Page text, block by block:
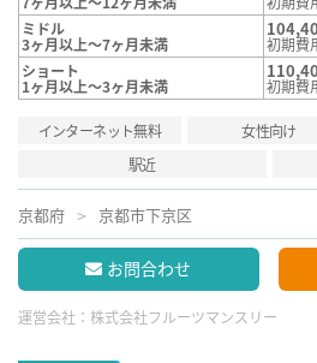
ミドル
3ヶ月以上～7ヶ月未満
初期費
ショート
1ヶ月以上～3ヶ月未満 初期費
インターネット無料 女性向け
駅近
京都府 京都市下京区
お問合わせ
運営会社： 株式会社フルーツマンスリー